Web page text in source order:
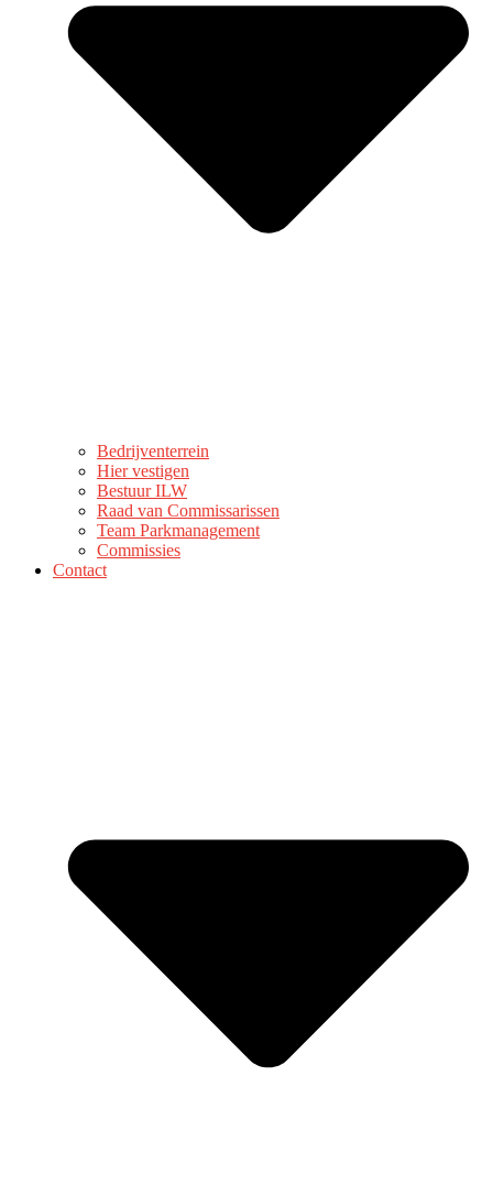
Bedrijventerrein
Hier vestigen
Bestuur ILW
Raad van Commissarissen
Team Parkmanagement
Commissies
Contact